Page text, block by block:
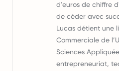
d'euros de chiffre
de céder avec
Lucas détient une
Commerciale de
Sciences
entrepreneuriat,